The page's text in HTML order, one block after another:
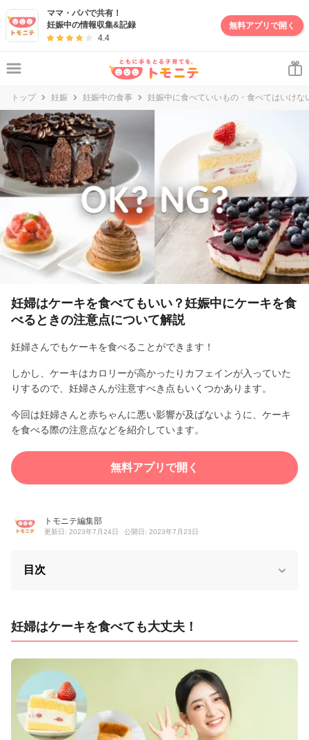
ママ・パパで共有！
妊娠中の情報収集&記録
4.4
無料アプリで開く
トップ 妊娠 妊娠中の食事 妊娠中に食べていいもの・食べてはいけな
妊婦はケーキを食べてもいい？妊娠中にケーキを食
べるときの注意点について解説
妊婦さんでもケーキを食べることができます！
しかし、ケーキはカロリーが高かったりカフェインが入っていた
りするので、妊婦さんが注意すべき点もいくつかあります。
今回は妊婦さんと赤ちゃんに悪い影響が及ばないように、ケーキ
を食べる際の注意点などを紹介しています。
無料アプリで開く
トモニテ編集部
更新日: 2023年7月24日 公開日: 2023年7月23日
目次
妊婦はケーキを食べても大丈夫！
妊娠・出産・子育て情報サイト | トモニテ